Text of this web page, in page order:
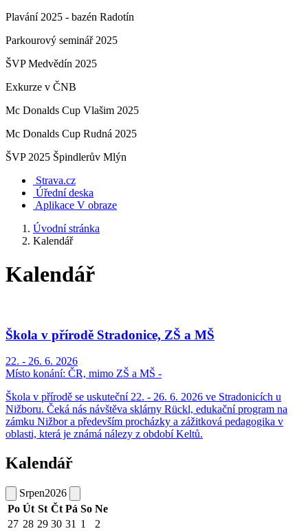
Plavání 2025 - bazén Radotín
Parkourový seminář 2025
ŠVP Medvědín 2025
Exkurze v ČNB
Mc Donalds Cup Vlašim 2025
Mc Donalds Cup Rudná 2025
ŠVP 2025 Špindlerův Mlýn
Strava.cz
Úřední deska
Aplikace V obraze
Úvodní stránka
Kalendář
Kalendář
Škola v přírodě Stradonice, ZŠ a MŠ
22. - 26. 6. 2026
Místo konání: ČR, mimo ZŠ a MŠ -
Škola v přírodě se uskuteční 22. - 26. 6. 2026 ve Stradonicích u
Nižboru. Čeká nás návštěva sklárny Rückl, edukační program na
zámku Nižbor a především procházky a zážitková pedagogika v
oblasti, která je známá nálezy z období Keltů.
Kalendář
Srpen2026
Po Út St Čt Pá So Ne
27 28 29 30 31 1
2